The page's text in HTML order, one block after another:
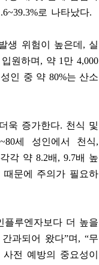
로 나타났다.
생 위험이 높은데 , 실
원하며 , 약 1만4,000
인 중 약 80%는 산소
욱 증가한다. 천식 및
세 성인에서 천식,
각 약 8.2배 , 9.7배 높
문에 주의가 필요하
루엔자보다 더 높을
과되어 왔다”며 , “무
전 예방의 중요성이